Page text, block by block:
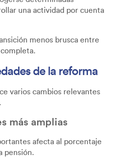
una actividad por cuenta
menos brusca entre
completa.
de la reforma
varios cambios relevantes
más amplias
afecta al porcentaje
pensión.